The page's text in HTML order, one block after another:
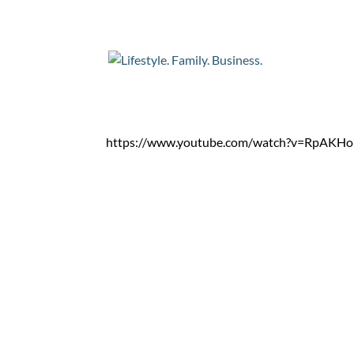
NEEL 43: VISITE
https://www.youtube.com/